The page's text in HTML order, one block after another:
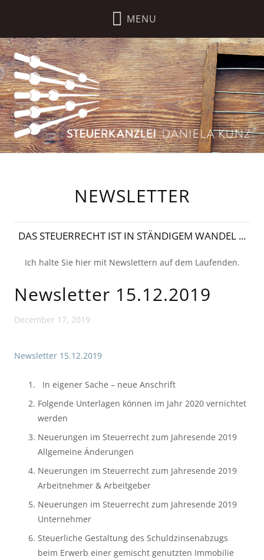
NEWSLETTER
DAS STEUERRECHT IST IN STÄNDIGEM WANDEL ...
Ich halte Sie hier mit Newslettern auf dem Laufenden.
Newsletter 15.12.2019
December 17, 2019
Newsletter 15.12.2019
  In eigener Sache – neue Anschrift
Folgende Unterlagen können im Jahr 2020 vernichtet
werden
Neuerungen im Steuerrecht zum Jahresende 2019
Allgemeine Änderungen
Neuerungen im Steuerrecht zum Jahresende 2019
Arbeitnehmer & Arbeitgeber
Neuerungen im Steuerrecht zum Jahresende 2019
Unternehmer
Steuerliche Gestaltung des Schuldzinsenabzugs
beim Erwerb einer gemischt genutzten Immobilie